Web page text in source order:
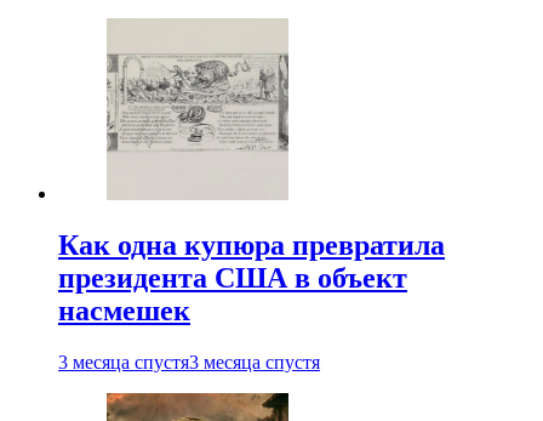
Как одна купюра превратила
президента США в объект
насмешек
3 месяца спустя3 месяца спустя